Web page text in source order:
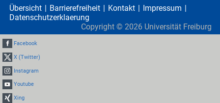
Übersicht Barrierefreiheit Kontakt
Impressum
Datenschutzerklaerung
Copyright © 2026 Universität Freiburg
Facebook
X (Twitter)
Instagram
Youtube
Xing